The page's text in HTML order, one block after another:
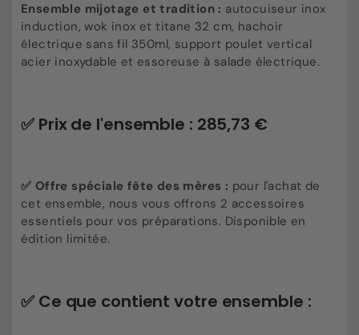
Ensemble mijotage et tradition : autocuiseur inox
induction, wok inox et titane 32 cm, hachoir
électrique sans fil 350ml, support poulet vertical
acier inoxydable et essoreuse à salade électrique.
✅ Prix de l'ensemble : 285,73 €
✅ Offre spéciale fête des mères : pour l'achat de
cet ensemble, nous vous offrons 2 accessoires
essentiels pour vos préparations. Disponible en
édition limitée.
✅ Ce que contient votre ensemble :